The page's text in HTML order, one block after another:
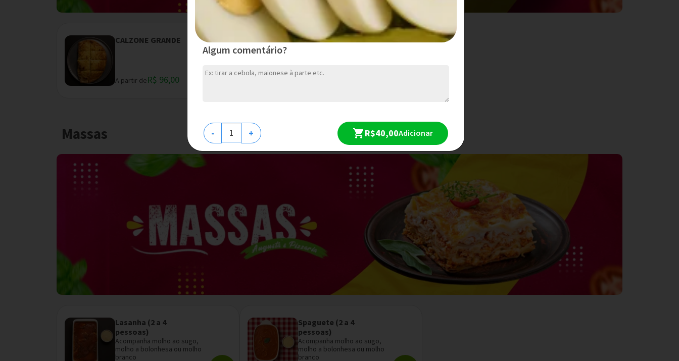
Algum comentário?
- + R$40,00Adicionar
CALZONE GRANDE
A partir deR$ 96,00
CALZONE MEDIO
Massas
Lasanha (2 a 4
pessoas)
Acompanha molho ao sugo,
molho a bolonhesa ou molho
branco
Spaguete (2 a 4
pessoas)
Acompanha molho ao sugo,
molho a bolonhesa ou molho
branco